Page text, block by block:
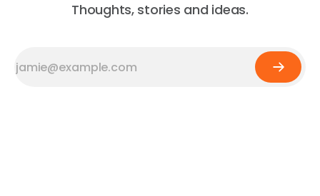
Thoughts, stories and ideas.